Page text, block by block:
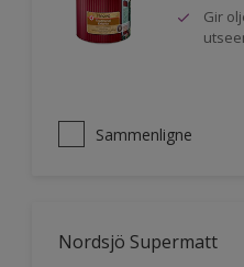
Gir
Sammenligne
Nordsjö Supermatt